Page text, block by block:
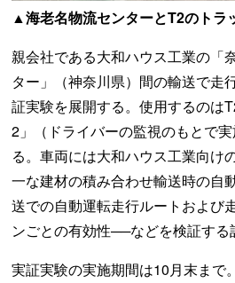
▲海老名物流センターとT2のトラ
親会社である大和ハウス工業の「
ター」（神奈川県）間の輸送で走
証実験を展開する。使用するのは
2」（ドライバーの監視のもとで
る。車両には大和ハウス工業向け
一な建材の積み合わせ輸送時の自
送での自動運転走行ルートおよび
ンごとの有効性──などを検証する
実証実験の実施期間は10月末まで